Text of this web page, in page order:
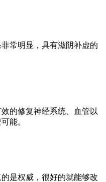
常明显，具有滋阴补虚的
的修复神经系统、血管以
能。
是权威，很好的就能够改